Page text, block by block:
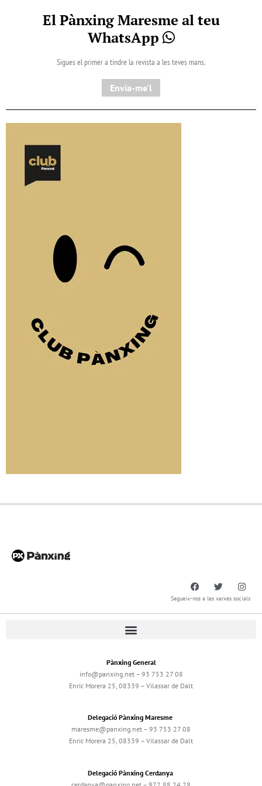
El Pànxing Maresme al teu
WhatsApp
Sigues el primer a tindre la revista a les teves mans.
Envia-me'l
Segueix-nos a les xarxes socials
Pànxing General
info@panxing.net – 93 753 27 08
Enric Morera 25, 08339 – Vilassar de Dalt
Delegació Pànxing Maresme
maresme@panxing.net – 93 753 27 08
Enric Morera 25, 08339 – Vilassar de Dalt
Delegació Pànxing Cerdanya